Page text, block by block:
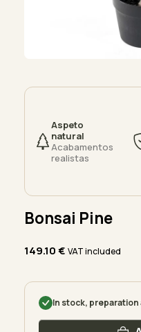
Aspeto
natural
Acabamentos
realistas
Bonsai Pine
149.10€ VAT included
In stock,